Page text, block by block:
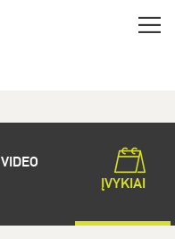
VIDEO
ĮVYKIAI